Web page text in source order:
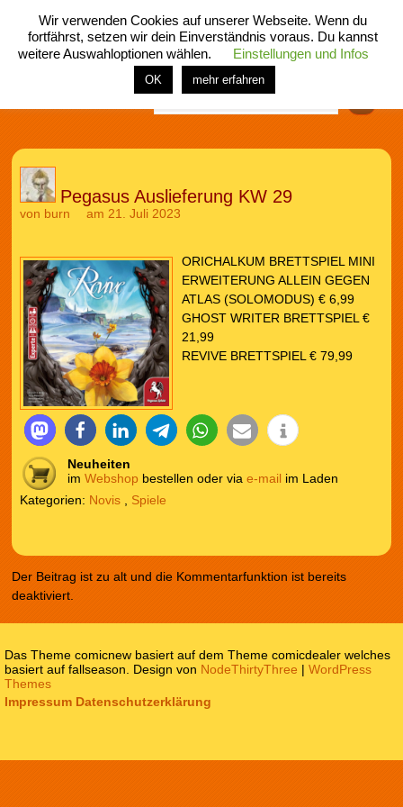
menü
home rubrik buch comic spiel fotos shop
Pegasus Auslieferung KW 29
von burn am 21. Juli 2023
ORICHALKUM BRETTSPIEL MINI
ERWEITERUNG ALLEIN GEGEN
ATLAS (SOLOMODUS) € 6,99
GHOST WRITER BRETTSPIEL €
21,99
REVIVE BRETTSPIEL € 79,99
Neuheiten
im Webshop bestellen oder via e-mail im Laden
Kategorien: Novis, Spiele
Der Beitrag ist zu alt und die Kommentarfunktion ist bereits
deaktiviert.
Impressum Datenschutzerklärung
Das Theme comicnew basiert auf dem Theme comicdealer welches
basiert auf fallseason. Design von NodeThirtyThree |WordPress
Themes
Wir verwenden Cookies auf unserer Webseite. Wenn du
fortfährst, setzen wir dein Einverständnis voraus. Du kannst
weitere Auswahloptionen wählen.
Einstellungen und Infos
OK mehr erfahren